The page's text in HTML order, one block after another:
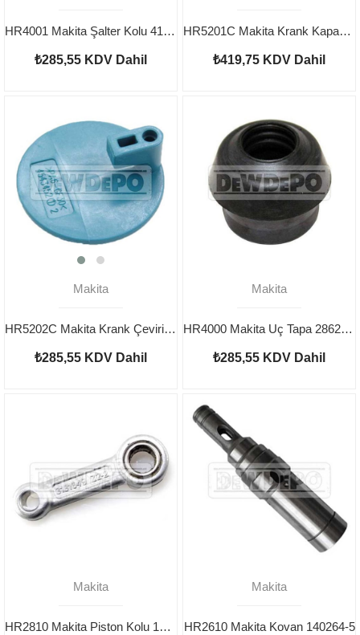
HR4001 Makita Şalter Kolu 419028-1
₺285,55 KDV Dahil
HR5201C Makita Krank Kapağı 419789-3
₺419,75 KDV Dahil
Makita
HR5202C Makita Krank Çevirici 454345-2
₺285,55 KDV Dahil
Makita
HR4000 Makita Uç Tapa 286247-2
₺285,55 KDV Dahil
Makita
HR2810 Makita Piston Kolu 158282-9
Makita
HR2610 Makita Kovan 140264-5